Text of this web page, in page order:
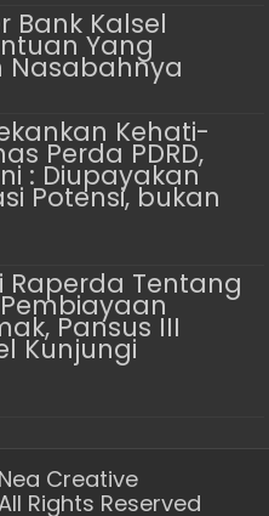
Bank Kalsel
Yang
Nasabahnya
Kehati-
Perda PDRD,
: Diupayakan
Potensi, bukan
Raperda Tentang
Pansus III
Kunjungi
Nea Creative
Rights Reserved